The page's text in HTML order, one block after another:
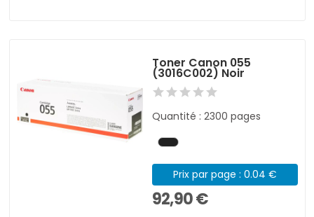
Toner Canon 055
(3016C002) Noir
Quantité : 2300 pages
Prix par page : 0.04 €
92,90 €